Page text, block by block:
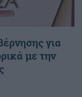
για
με την